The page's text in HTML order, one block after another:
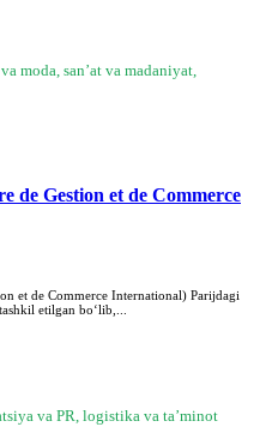
moda, sanʼat va madaniyat,
de Gestion et de Commerce
et de Commerce International) Parijdagi
etilgan boʻlib,...
va PR, logistika va ta’minot